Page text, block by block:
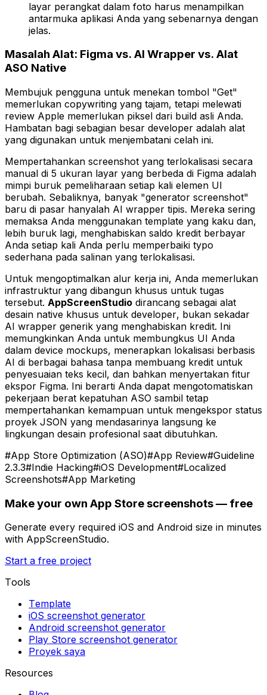
layar perangkat dalam foto harus menampilkan
antarmuka aplikasi Anda yang sebenarnya dengan
jelas.
Masalah Alat: Figma vs. AI Wrapper vs. Alat
ASO Native
Membujuk pengguna untuk menekan tombol "Get"
memerlukan copywriting yang tajam, tetapi melewati
review Apple memerlukan piksel dari build asli Anda.
Hambatan bagi sebagian besar developer adalah alat
yang digunakan untuk menjembatani celah ini.
Mempertahankan screenshot yang terlokalisasi secara
manual di 5 ukuran layar yang berbeda di Figma adalah
mimpi buruk pemeliharaan setiap kali elemen UI
berubah. Sebaliknya, banyak "generator screenshot"
baru di pasar hanyalah AI wrapper tipis. Mereka sering
memaksa Anda menggunakan template yang kaku dan,
lebih buruk lagi, menghabiskan saldo kredit berbayar
Anda setiap kali Anda perlu memperbaiki typo
sederhana pada salinan yang terlokalisasi.
Untuk mengoptimalkan alur kerja ini, Anda memerlukan
infrastruktur yang dibangun khusus untuk tugas
tersebut. AppScreenStudio dirancang sebagai alat
desain native khusus untuk developer, bukan sekadar
AI wrapper generik yang menghabiskan kredit. Ini
memungkinkan Anda untuk membungkus UI Anda
dalam device mockups, menerapkan lokalisasi berbasis
AI di berbagai bahasa tanpa membuang kredit untuk
penyesuaian teks kecil, dan bahkan menyertakan fitur
ekspor Figma. Ini berarti Anda dapat mengotomatiskan
pekerjaan berat kepatuhan ASO sambil tetap
mempertahankan kemampuan untuk mengekspor status
proyek JSON yang mendasarinya langsung ke
lingkungan desain profesional saat dibutuhkan.
#App Store Optimization (ASO)#App Review#Guideline
2.3.3#Indie Hacking#iOS Development#Localized
Screenshots#App Marketing
Make your own App Store screenshots — free
Generate every required iOS and Android size in minutes
with AppScreenStudio.
Start a free project
Tools
Template
iOS screenshot generator
Android screenshot generator
Play Store screenshot generator
Proyek saya
Resources